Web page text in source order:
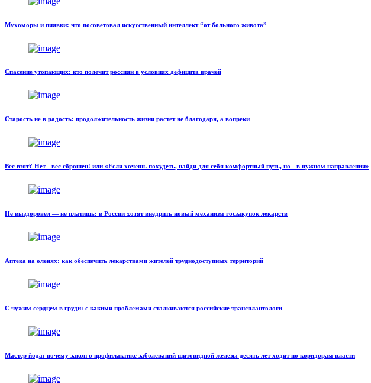
Мухоморы и пиявки: что посоветовал искусственный интеллект “от больного живота”
Спасение утопающих: кто полечит россиян в условиях дефицита врачей
Старость не в радость: продолжительность жизни растет не благодаря, а вопреки
Вес взят? Нет - вес сброшен! или «Если хочешь похудеть, найди для себя комфортный путь, но - в нужном направлении»
Не выздоровел — не платишь: в России хотят внедрить новый механизм госзакупок лекарств
Аптека на оленях: как обеспечить лекарствами жителей труднодоступных территорий
С чужим сердцем в груди: с какими проблемами сталкиваются российские трансплантологи
Мастер йода: почему закон о профилактике заболеваний щитовидной железы десять лет ходит по коридорам власти